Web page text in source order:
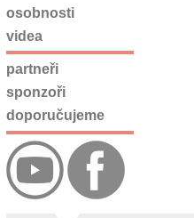
osobnosti
videa
partneři
sponzoři
doporučujeme